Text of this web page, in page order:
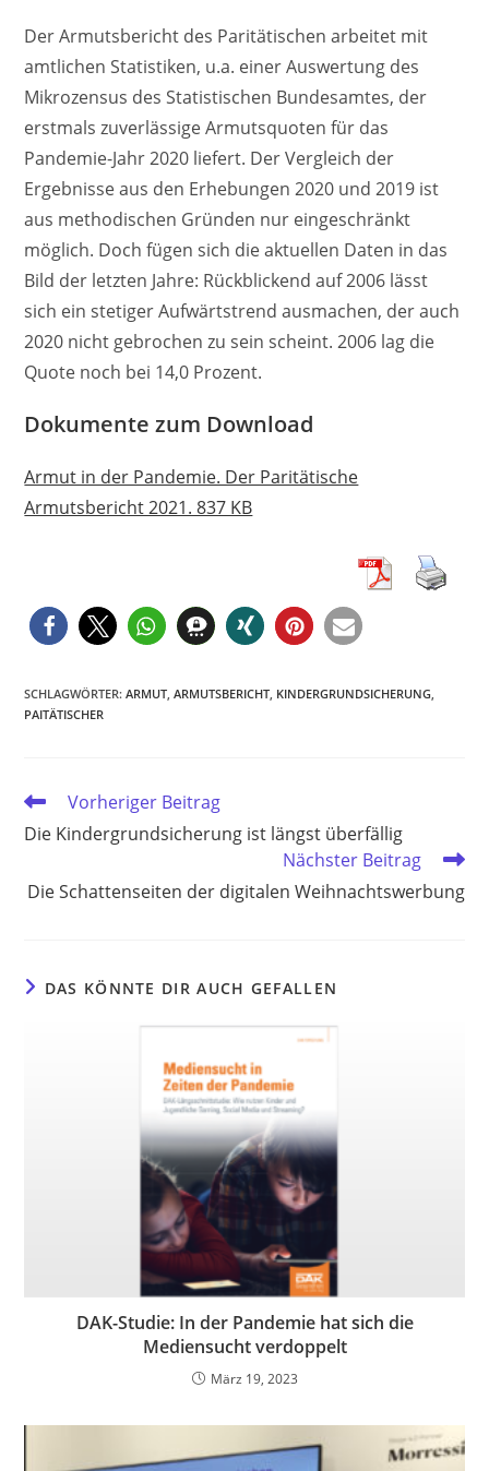
Der Armutsbericht des Paritätischen arbeitet mit
amtlichen Statistiken, u.a. einer Auswertung des
Mikrozensus des Statistischen Bundesamtes, der
erstmals zuverlässige Armutsquoten für das
Pandemie-Jahr 2020 liefert. Der Vergleich der
Ergebnisse aus den Erhebungen 2020 und 2019 ist
aus methodischen Gründen nur eingeschränkt
möglich. Doch fügen sich die aktuellen Daten in das
Bild der letzten Jahre: Rückblickend auf 2006 lässt
sich ein stetiger Aufwärtstrend ausmachen, der auch
2020 nicht gebrochen zu sein scheint. 2006 lag die
Quote noch bei 14,0 Prozent.
Dokumente zum Download
Armut in der Pandemie. Der Paritätische
Armutsbericht 2021. 837 KB
SCHLAGWÖRTER:ARMUT, ARMUTSBERICHT, KINDERGRUNDSICHERUNG,
PAITÄTISCHER
Weitere
ansehen
Vorheriger Beitrag
Die Kindergrundsicherung ist längst überfällig
Nächster Beitrag
Die Schattenseiten der digitalen Weihnachtswerbung
DAS KÖNNTE DIR AUCH GEFALLEN
DAK-Studie: In der Pandemie hat sich die
Mediensucht verdoppelt
März 19, 2023